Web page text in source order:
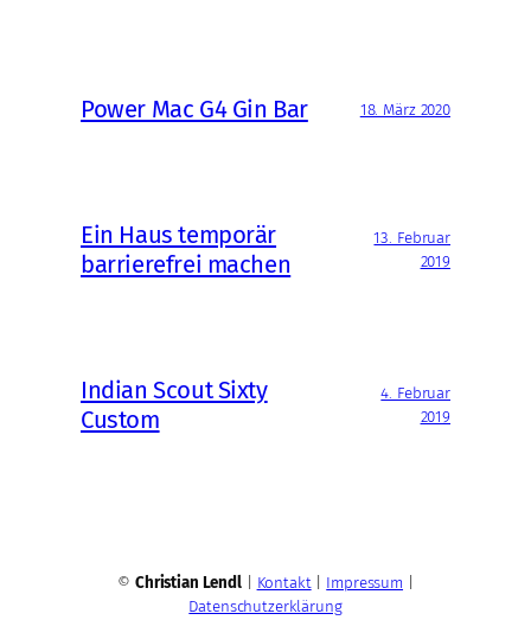
Power Mac G4 Gin Bar 18. März 2020
Ein Haus temporär
barrierefrei machen
13. Februar
2019
Indian Scout Sixty
Custom
4. Februar
2019
© Christian Lendl| Kontakt| Impressum
Datenschutzerklärung